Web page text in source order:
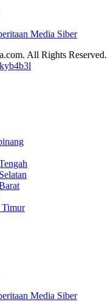
Media Siber
All Rights Reserved.
Media Siber